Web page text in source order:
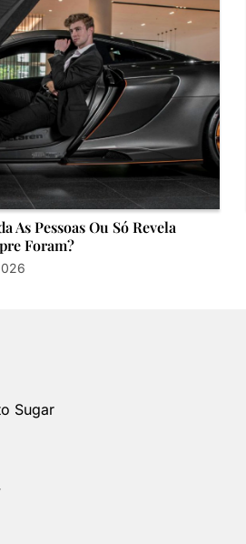
As Pessoas Ou Só Revela
Foram?
Sugar